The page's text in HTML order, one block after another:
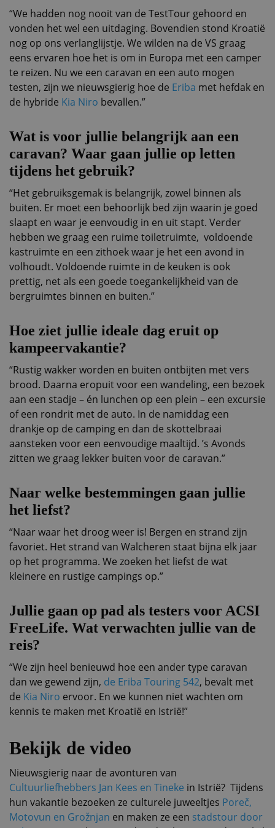
“We hadden nog nooit van de TestTour gehoord en
vonden het wel een uitdaging. Bovendien stond Kroatië
nog op ons verlanglijstje. We wilden na de VS graag
eens ervaren hoe het is om in Europa met een camper
te reizen. Nu we een caravan en een auto mogen
testen, zijn we nieuwsgierig hoe de Eriba met hefdak en
de hybride Kia Niro bevallen.”
Wat is voor jullie belangrijk aan een
caravan? Waar gaan jullie op letten
tijdens het gebruik?
“Het gebruiksgemak is belangrijk, zowel binnen als
buiten. Er moet een behoorlijk bed zijn waarin je goed
slaapt en waar je eenvoudig in en uit stapt. Verder
hebben we graag een ruime toiletruimte, voldoende
kastruimte en een zithoek waar je het een avond in
volhoudt. Voldoende ruimte in de keuken is ook
prettig, net als een goede toegankelijkheid van de
bergruimtes binnen en buiten.”
Hoe ziet jullie ideale dag eruit op
kampeervakantie?
“Rustig wakker worden en buiten ontbijten met vers
brood. Daarna eropuit voor een wandeling, een bezoek
aan een stadje – én lunchen op een plein – een excursie
of een rondrit met de auto. In de namiddag een
drankje op de camping en dan de skottelbraai
aansteken voor een eenvoudige maaltijd. ’s Avonds
zitten we graag lekker buiten voor de caravan.”
Naar welke bestemmingen gaan jullie
het liefst?
“Naar waar het droog weer is! Bergen en strand zijn
favoriet. Het strand van Walcheren staat bijna elk jaar
op het programma. We zoeken het liefst de wat
kleinere en rustige campings op.”
Jullie gaan op pad als testers voor ACSI
FreeLife. Wat verwachten jullie van de
reis?
“We zijn heel benieuwd hoe een ander type caravan
dan we gewend zijn, de Eriba Touring 542, bevalt met
de Kia Niro ervoor. En we kunnen niet wachten om
kennis te maken met Kroatië en Istrië!”
Bekijk de video
Nieuwsgierig naar de avonturen van
Cultuurliefhebbers Jan Kees en Tineke in Istrië? Tijdens
hun vakantie bezoeken ze culturele juweeltjes Poreč,
Motovun en Grožnjan en maken ze een stadstour door